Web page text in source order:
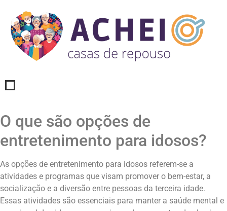
O que são opções de
entretenimento para idosos?
As opções de entretenimento para idosos referem-se a
atividades e programas que visam promover o bem-estar, a
socialização e a diversão entre pessoas da terceira idade.
Essas atividades são essenciais para manter a saúde mental e